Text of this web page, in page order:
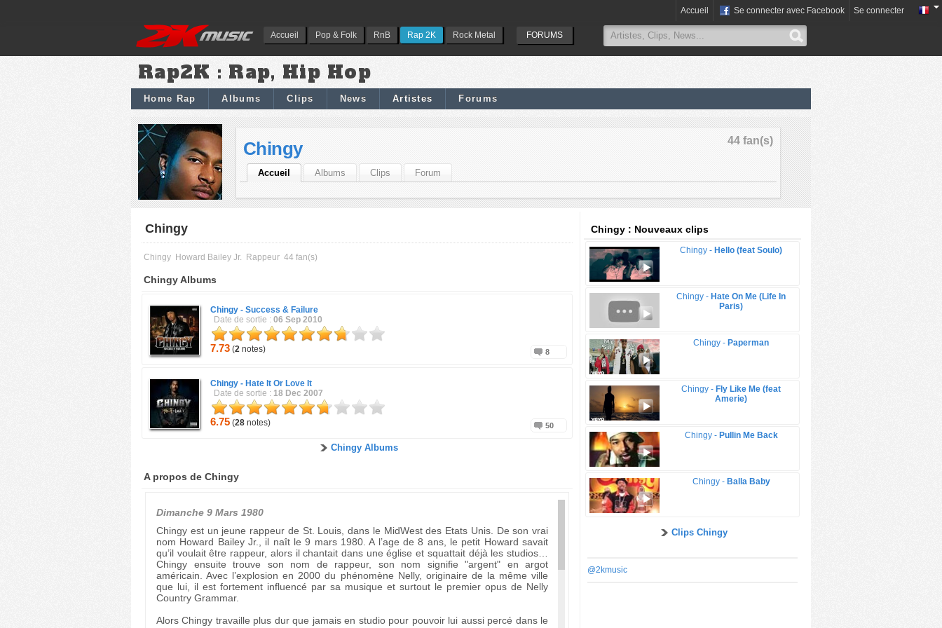
Accueil Pop & Folk RnB Rap 2K Rock Metal FORUMS
Accueil Se connecter avec Facebook Se connecter
Rap2K : Rap, Hip Hop
Home Rap Albums Clips News Artistes Forums
44 fan(s)
Chingy
Accueil Albums Clips Forum
Chingy
Chingy Howard Bailey Jr. Rappeur 44 fan(s)
Chingy Albums
Chingy - Success & Failure
Date de sortie : 06 Sep 2010
7.73 (2 notes) 8
Chingy - Hate It Or Love It
Date de sortie : 18 Dec 2007
6.75 (28 notes) 50
Chingy Albums
A propos de Chingy
Dimanche 9 Mars 1980
Chingy est un jeune rappeur de St. Louis, dans le MidWest des Etats Unis. De son vrai
nom Howard Bailey Jr., il naît le 9 mars 1980. A l’age de 8 ans, le petit Howard savait
qu’il voulait être rappeur, alors il chantait dans une église et squattait déjà les studios…
Chingy ensuite trouve son nom de rappeur, son nom signifie "argent" en argot
américain. Avec l’explosion en 2000 du phénomène Nelly, originaire de la même ville
que lui, il est fortement influencé par sa musique et surtout le premier opus de Nelly
Country Grammar.
Alors Chingy travaille plus dur que jamais en studio pour pouvoir lui aussi percé dans le
Chingy : Nouveaux clips
Chingy - Hello (feat Soulo)
Chingy - Hate On Me (Life In
Paris)
Chingy - Paperman
Chingy - Fly Like Me (feat
Amerie)
Chingy - Pullin Me Back
Chingy - Balla Baby
Clips Chingy
@2kmusic